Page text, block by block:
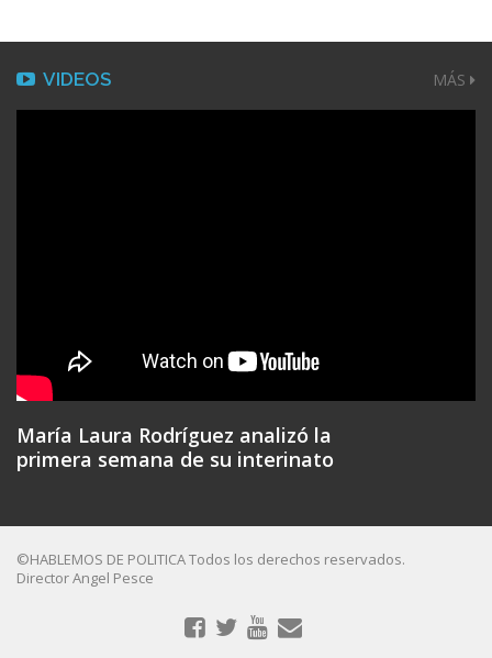
VIDEOS MÁS
María Laura Rodríguez analizó la
primera semana de su interinato
©HABLEMOS DE POLITICA Todos los derechos reservados.
Director Angel Pesce